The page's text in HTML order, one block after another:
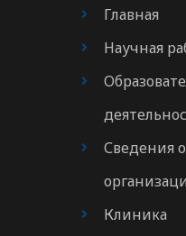
Главная
Научная
Сведения
Клиника